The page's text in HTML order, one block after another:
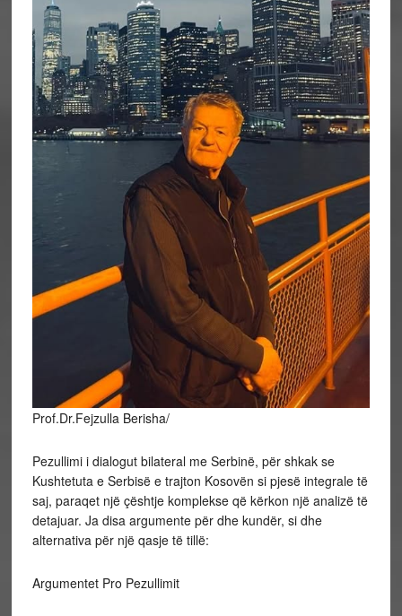
Prof.Dr.Fejzulla Berisha/
Pezullimi i dialogut bilateral me Serbinë, për shkak se
Kushtetuta e Serbisë e trajton Kosovën si pjesë integrale të
saj, paraqet një çështje komplekse që kërkon një analizë të
detajuar. Ja disa argumente për dhe kundër, si dhe
alternativa për një qasje të tillë:
Argumentet Pro Pezullimit